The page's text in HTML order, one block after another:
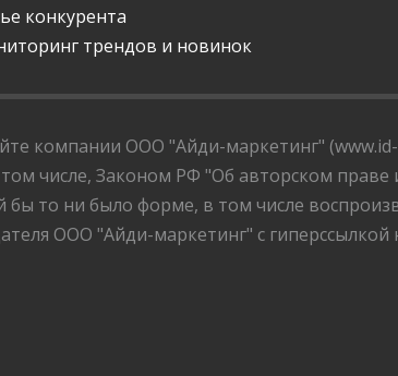
конкурента
трендов и новинок
компании ООО "Айди-маркетинг"
числе, Законом РФ "Об авторском
то ни было форме, в том числе
ООО "Айди-маркетинг" с